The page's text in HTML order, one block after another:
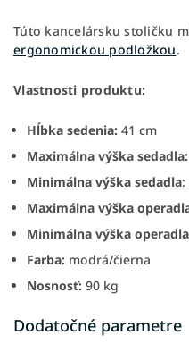
Túto kancelársku stoličku
ergonomickou podložkou.
Vlastnosti produktu:
Hĺbka sedenia: 41 cm
Maximálna výška sedadla:
Minimálna výška sedadla:
Maximálna výška
Minimálna výška
Farba: modrá/čierna
Nosnosť: 90 kg
Dodatočné parametre